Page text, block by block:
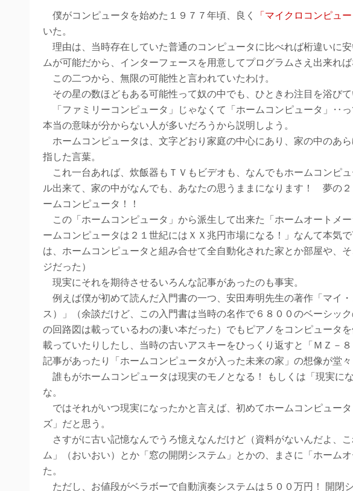
僕がコンピュータを始めた１９７７年頃、良く 「マイクロコンピュ
いた。
理由は、当時存在していた普通のコンピュータに比べれば桁違いに
ムが可能だから、インターフェースを用意してプログラムさえ出来れば
この二つから、無限の可能性と言われていたわけ。
その星の数ほどもある可能性って奴の中でも、ひときわ注目を浴び
「ファミリーコンピュータ」じゃなくて「ホームコンピュータ」‥っ
本当の意味が分からない人が多いだろうから説明しよう。
ホームコンピュータは、文字どおり家庭の中心にあり、 家の中のあ
指した言葉。
これ一台あれば、炊飯器もＴＶもビデオも、なんでもホームコンピ
ル出来て、家の中がなんでも、あなたの思うままになります！ 夢の
ームコンピュータ！！
この「ホームコンピュータ」から派生して出来た「ホームオートメ
ームコンピュータは２１世紀にはＸＸ兆円市場になる！」なんて本気
は、ホームコンピュータと組み合せて全自動化された家とか部屋や、
ジだった）
現実にそれを期待させるいろんな記事があったのも事実。
例えば僕が初めて読んだ入門書の一つ、安田寿明先生の著作「マイ
ス）」（余談だけど、この入門書は当時の名作で６８００のベーシッ
の回路図は載っているわの凄い本だった）でもピアノをコンピュータ
載っていたりしたし、当時の古いアスキーをひっくり返すと「ＭＺ－
記事があったり「ホームコンピュータが入った未来の家」の想像が堂々
誰もがホームコンピュータは現実のモノとなる！ もしくは「現実に
な。
ではそれがいつ現実になったかと言えば、初めてホームコンピュー
ズ」だと思う。
さすがに古い記憶なんでうろ憶えなんだけど（資料がないんだよ、
ム」（おいおい）とか「窓の開閉システム」とかの、まさに「ホーム
た。
ただし、お値段がベラボーで自動演奏システムは５００万円！ 開閉